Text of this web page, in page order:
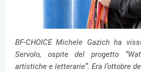
BF-CHOICE Michele Gazich ha
Servolo, ospite del progetto
artistiche e letterarie”. Era l’ottobre